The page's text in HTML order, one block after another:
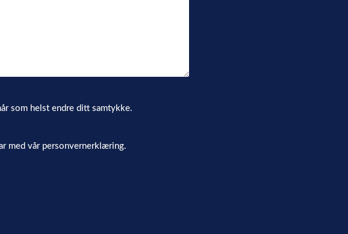
som helst endre ditt samtykke.
med vår personvernerklæring.